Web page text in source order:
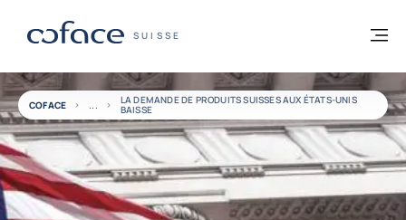
COFACE, FOR TRADE - PAGE D'ACCUEIL
SUISSE
Retour à la page d'accueil
COFACE LA DEMANDE DE PRODUITS SUISSES AUX ÉTATS-UNIS
BAISSE